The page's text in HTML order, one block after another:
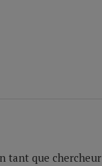
tant que chercheur